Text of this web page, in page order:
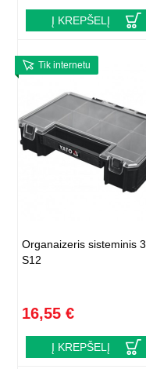
Į KREPŠELĮ
Tik internetu
Organaizeris sisteminis
S12
16,55 €
Į KREPŠELĮ